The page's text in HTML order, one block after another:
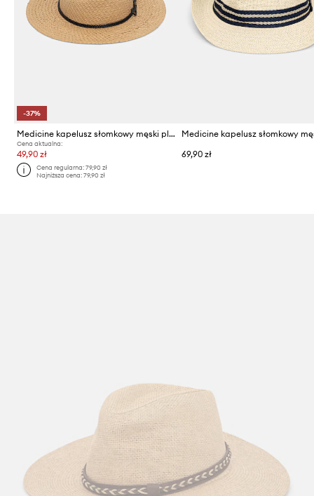
-37%
Medicine kapelusz słomkowy męski pleciony
Cena aktualna:
49,90 zł
Cena regularna:79,90 zł
Najniższa cena:79,90 zł
69,90 zł